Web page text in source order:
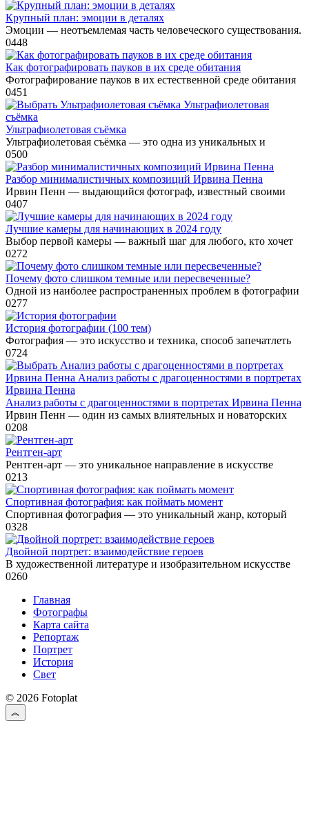
Крупный план: эмоции в деталях
Эмоции — неотъемлемая часть человеческого существования.
0448
Как фотографировать пауков в их среде обитания
Фотографирование пауков в их естественной среде обитания
0451
Ультрафиолетовая съёмка
Ультрафиолетовая съёмка — это одна из уникальных и
0500
Разбор минималистичных композиций Ирвина Пенна
Ирвин Пенн — выдающийся фотограф, известный своими
0407
Лучшие камеры для начинающих в 2024 году
Выбор первой камеры — важный шаг для любого, кто хочет
0272
Почему фото слишком темные или пересвеченные?
Одной из наиболее распространенных проблем в фотографии
0277
История фотографии (100 тем)
Фотография — это искусство и техника, способ запечатлеть
0724
Анализ работы с драгоценностями в портретах Ирвина Пенна
Ирвин Пенн — один из самых влиятельных и новаторских
0208
Рентген-арт
Рентген-арт — это уникальное направление в искусстве
0213
Спортивная фотография: как поймать момент
Спортивная фотография — это уникальный жанр, который
0328
Двойной портрет: взаимодействие героев
В художественной литературе и изобразительном искусстве
0260
Главная
Фотографы
Карта сайта
Репортаж
Портрет
История
Свет
© 2026 Fotoplat